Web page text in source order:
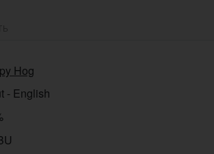
Hog
- English